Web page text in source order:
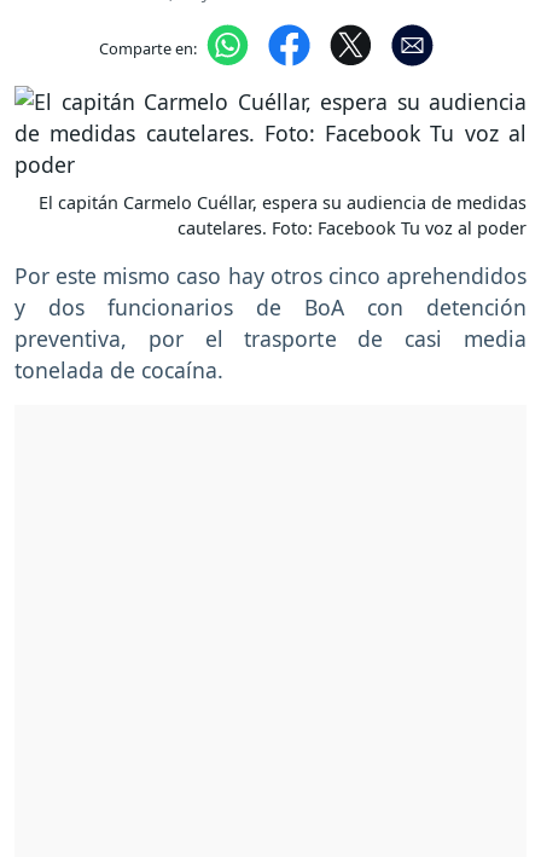
Comparte en:
El capitán Carmelo Cuéllar, espera su audiencia de medidas
cautelares. Foto: Facebook Tu voz al poder
Por este mismo caso hay otros cinco aprehendidos
y dos funcionarios de BoA con detención
preventiva, por el trasporte de casi media
tonelada de cocaína.